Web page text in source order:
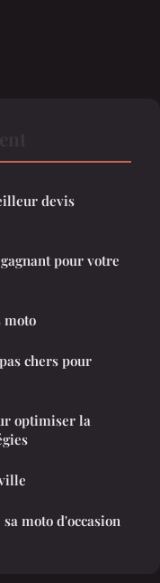
devis
pour votre
moto
chers pour
optimiser la
moto d'occasion